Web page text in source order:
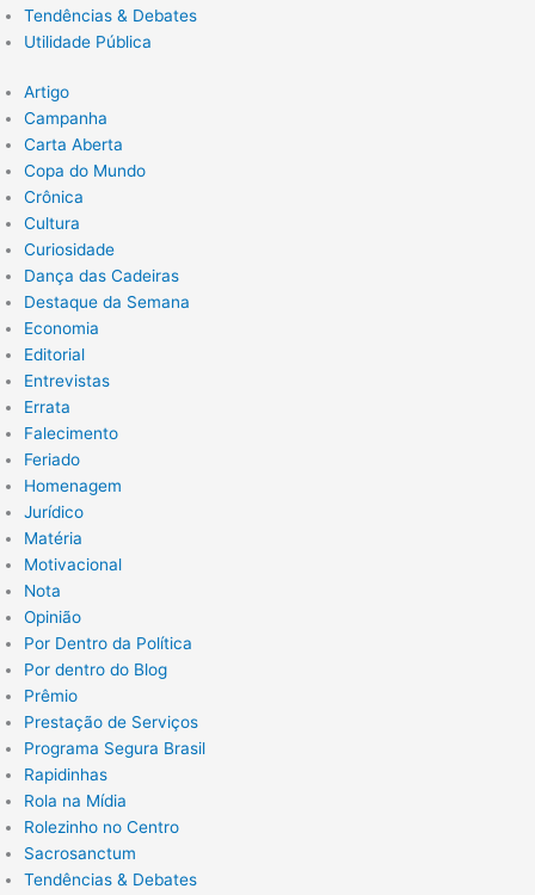
Tendências & Debates
Utilidade Pública
Artigo
Campanha
Carta Aberta
Copa do Mundo
Crônica
Cultura
Curiosidade
Dança das Cadeiras
Destaque da Semana
Economia
Editorial
Entrevistas
Errata
Falecimento
Feriado
Homenagem
Jurídico
Matéria
Motivacional
Nota
Opinião
Por Dentro da Política
Por dentro do Blog
Prêmio
Prestação de Serviços
Programa Segura Brasil
Rapidinhas
Rola na Mídia
Rolezinho no Centro
Sacrosanctum
Tendências & Debates